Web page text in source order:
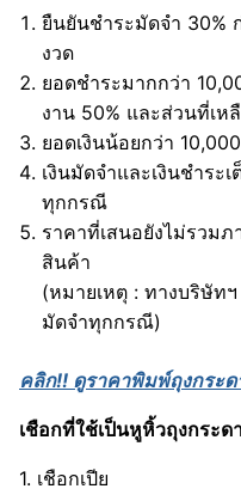
ยืนยันชำระมัดจำ 30%
งวด
ยอดชำระมากกว่า
งาน 50% และส่วนที่เห
ยอดเงินน้อยกว่า
เงินมัดจำและเงินชำระ
ทุกกรณี
ราคาที่เสนอยังไม่รวม
สินค้า
(หมายเหตุ : ทางบริษัท
มัดจำทุกกรณี)
คลิก!! ดูราคาพิมพ์ถุงกระ
เชือกที่ใช้เป็นหูหิ้วถุงกระ
1. เชือกเปีย